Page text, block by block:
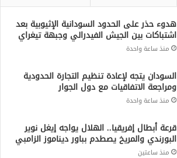
هدوء حذر على الحدود السودانية الإثيوبية بعد
اشتباكات بين الجيش الفيدرالي وجبهة تيغراي
منذ ساعة واحدة
السودان يتجه لإعادة تنظيم التجارة الحدودية
ومراجعة الاتفاقيات مع دول الجوار
منذ ساعة واحدة
قرعة أبطال إفريقيا.. الهلال يواجه إيغل نوير
البورندي والمريخ يصطدم بباور ديناموز الزامبي
منذ ساعتين